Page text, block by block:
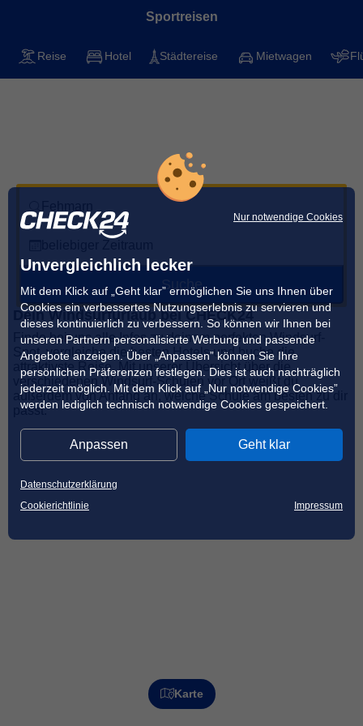
Sportreisen
Nur notwendige Cookies
Unvergleichlich lecker
Mit dem Klick auf „Geht klar” ermöglichen Sie uns Ihnen über
Cookies ein verbessertes Nutzungserlebnis zu servieren und
dieses kontinuierlich zu verbessern. So können wir Ihnen bei
unseren Partnern personalisierte Werbung und passende
Angebote anzeigen. Über „Anpassen” können Sie Ihre
persönlichen Präferenzen festlegen. Dies ist auch nachträglich
jederzeit möglich. Mit dem Klick auf „Nur notwendige Cookies”
werden lediglich technisch notwendige Cookies gespeichert.
Anpassen Geht klar
Datenschutzerklärung
Cookierichtlinie
Impressum
Reise Hotel Städtereise Mietwagen
Mit CHECK24 die besten Spots für deinen
nächsten Urlaub finden
Suche
Dein Windsurfurlaub bei CHECK24
Finde bei uns alle Infos zu deinem perfekten Windsurf-
Spot, vergleiche die besten Hotels und buche die
attraktivste Reise. Mit unserer Übersicht über die
verschiedenen Windsurf-Schulen vor Ort weißt du
außerdem von Anfang an, welche Schule am besten zu dir
passt.
Karte